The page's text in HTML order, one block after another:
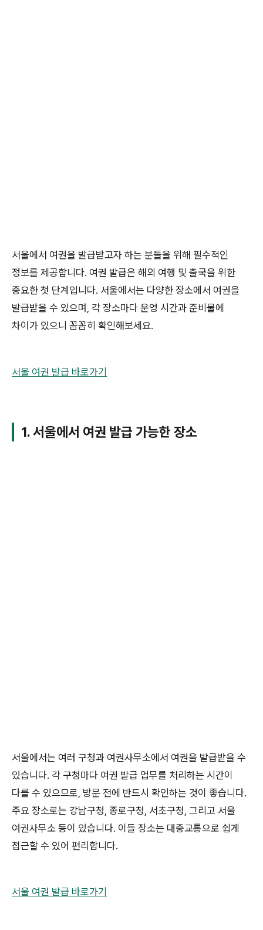
서울에서 여권을 발급받고자 하는 분들을 위해 필수적인
정보를 제공합니다. 여권 발급은 해외 여행 및 출국을 위한
중요한 첫 단계입니다. 서울에서는 다양한 장소에서 여권을
발급받을 수 있으며, 각 장소마다 운영 시간과 준비물에
차이가 있으니 꼼꼼히 확인해보세요.
서울 여권 발급 바로가기
1. 서울에서 여권 발급 가능한 장소
서울에서는 여러 구청과 여권사무소에서 여권을 발급받을 수
있습니다. 각 구청마다 여권 발급 업무를 처리하는 시간이
다를 수 있으므로, 방문 전에 반드시 확인하는 것이 좋습니다.
주요 장소로는 강남구청, 종로구청, 서초구청, 그리고 서울
여권사무소 등이 있습니다. 이들 장소는 대중교통으로 쉽게
접근할 수 있어 편리합니다.
서울 여권 발급 바로가기